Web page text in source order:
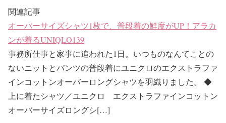
関連記事
オーバーサイズシャツ1枚で、普段着の鮮度がUP！アラカ
ンが着るUNIQLO139
事務所仕事と家事に追われた1日。いつものなんてことの
ないニットとパンツの普段着にユニクロのエクストラファ
インコットンオーバーロングシャツを羽織りました。 ◆
上に着たシャツ／ユニクロ エクストラファインコットン
オーバーサイズロングシ[…]